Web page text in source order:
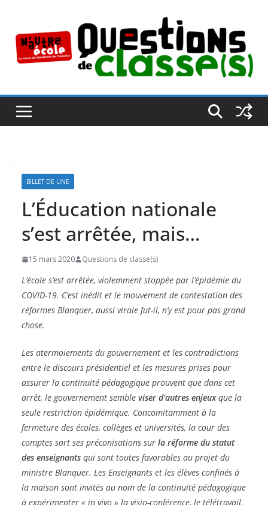
contenu
BILLET DE UNE
L’Éducation nationale
s’est arrêtée, mais…
15 mars 2020 Questions de classe(s)
L’école s’est arrêtée, violemment stoppée par l’épidémie du
COVID-19. C’est inédit et le mouvement de contestation des
réformes Blanquer, aussi virale fut-il, n’y est pour pas grand
chose.
Les atermoiements du gouvernement et les contradictions
entre le discours présidentiel et les mesures prises pour
assurer la continuité pédagogique prouvent que dans cet
arrêt, le gouvernement semble viser d’autres enjeuxque la
seule restriction épidémique. Concomitamment à la
fermeture des écoles, collèges et universités, la cour des
comptes sort ses préconisations sur la réforme du statut
des enseignants qui sont toutes favorables au projet du
ministre Blanquer. Les Enseignants et les élèves confinés à
la maison sont invités au nom de la continuité pédagogique
à expérimenter « in vivo » la visio-conférence, le télétravail,